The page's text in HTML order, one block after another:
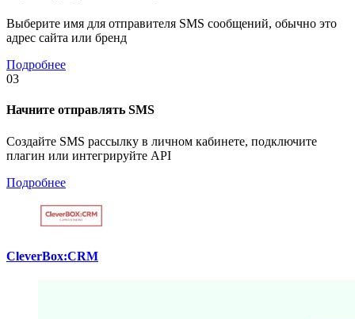
Выберите имя для отправителя SMS сообщений, обычно это
адрес сайта или бренд
Подробнее
03
Начните отправлять SMS
Создайте SMS рассылку в личном кабинете, подключите
плагин или интегрируйте API
Подробнее
CleverBox:CRM